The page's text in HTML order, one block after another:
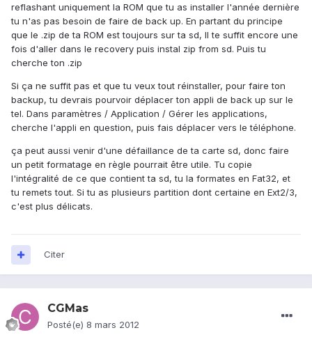
reflashant uniquement la ROM que tu as installer l'année dernière
tu n'as pas besoin de faire de back up. En partant du principe
que le .zip de ta ROM est toujours sur ta sd, Il te suffit encore une
fois d'aller dans le recovery puis instal zip from sd. Puis tu
cherche ton .zip
Si ça ne suffit pas et que tu veux tout réinstaller, pour faire ton
backup, tu devrais pourvoir déplacer ton appli de back up sur le
tel. Dans paramètres / Application / Gérer les applications,
cherche l'appli en question, puis fais déplacer vers le téléphone.
ça peut aussi venir d'une défaillance de ta carte sd, donc faire
un petit formatage en règle pourrait être utile. Tu copie
l'intégralité de ce que contient ta sd, tu la formates en Fat32, et
tu remets tout. Si tu as plusieurs partition dont certaine en Ext2/3,
c'est plus délicats.
Citer
CGMas
Posté(e) 8 mars 2012